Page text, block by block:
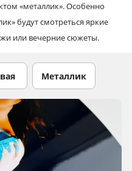
«металлик». Особенно
будут смотреться яркие
или вечерние сюжеты.
Металлик